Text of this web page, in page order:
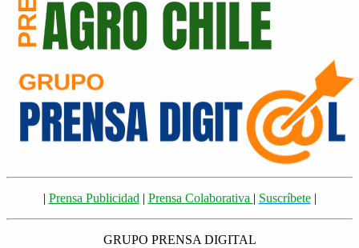
| Prensa Publicidad| Prensa Colaborativa | Suscríbete|
GRUPO PRENSA DIGITAL